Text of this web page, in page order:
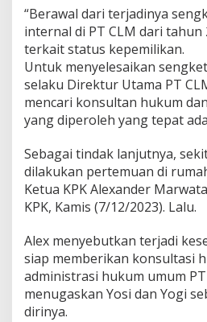
s
D
u
g
a
a
n
S
a
p
M
a
n
a
n
W
a
m
“Berawal dari terjadinya
internal di PT CLM dari tahun
terkait status kepemilikan.
Untuk menyelesaikan
selaku Direktur Utama PT
mencari konsultan hukum
yang diperoleh yang tepat
Sebagai tindak lanjutnya,
dilakukan pertemuan di
Ketua KPK Alexander
KPK, Kamis (7/12/2023). Lalu.
Alex menyebutkan terjadi
siap memberikan konsultasi
administrasi hukum umum
menugaskan Yosi dan Yogi
dirinya.